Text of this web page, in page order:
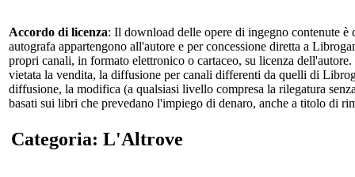
Accordo di licenza: Il download delle opere di ingegno contenute
autografa appartengono all'autore e per concessione diretta a
propri canali, in formato elettronico o cartaceo, su licenza
vietata la vendita, la diffusione per canali differenti da quelli di
diffusione, la modifica (a qualsiasi livello compresa la rilegatura
basati sui libri che prevedano l'impiego di denaro, anche a titolo di
Categoria: L'Altrove